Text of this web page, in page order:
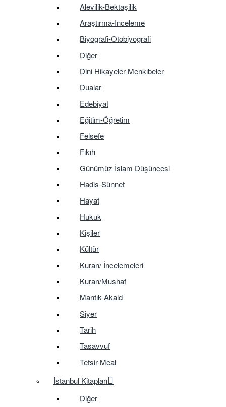
Alevilik-Bektaşilik
Araştırma-Inceleme
Biyografi-Otobiyografi
Diğer
Dini Hikayeler-Menkıbeler
Dualar
Edebiyat
Eğitim-Öğretim
Felsefe
Fıkıh
Günümüz İslam Düşüncesi
Hadis-Sünnet
Hayat
Hukuk
Kişiler
Kültür
Kuran/ İncelemeleri
Kuran/Mushaf
Mantık-Akaid
Siyer
Tarih
Tasavvuf
Tefsir-Meal
İstanbul Kitapları
Diğer